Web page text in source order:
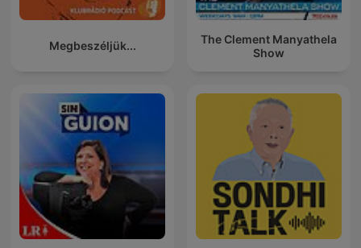
Megbeszéljük...
The Clement Manyathela
Show